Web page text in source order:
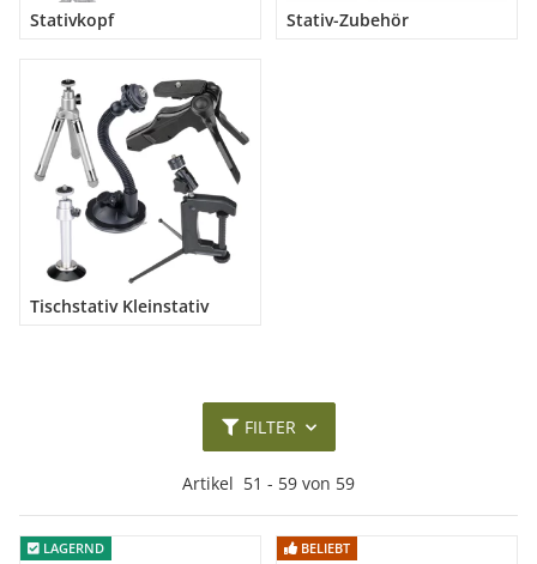
Stativkopf Stativ-Zubehör
Tischstativ Kleinstativ
FILTER
Artikel 51 - 59 von 59
LAGERND
LAGERND BELIEBT
BELIEBT